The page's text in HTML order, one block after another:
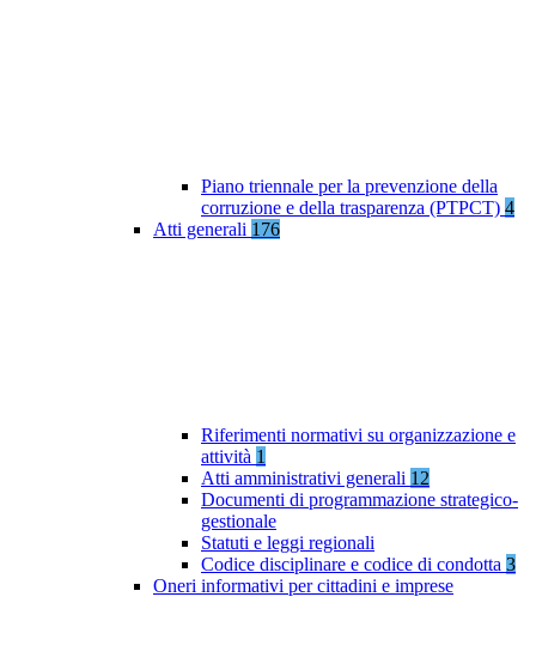
Piano triennale per la prevenzione della
corruzione e della trasparenza (PTPCT) 4
Atti generali 176
Riferimenti normativi su organizzazione e
attività 1
Atti amministrativi generali 12
Documenti di programmazione strategico-
gestionale
Statuti e leggi regionali
Codice disciplinare e codice di condotta 3
Oneri informativi per cittadini e imprese